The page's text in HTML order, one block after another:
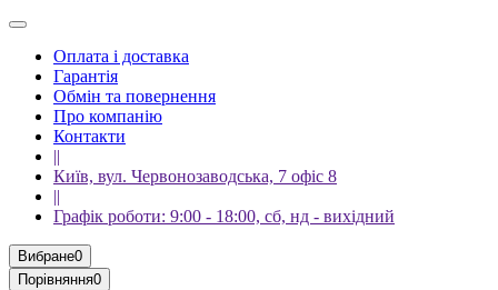
Оплата і доставка
Гарантія
Обмін та повернення
Про компанію
Контакти
||
Київ, вул. Червонозаводська, 7 офіс 8
||
Графік роботи: 9:00 - 18:00, сб, нд - вихідний
Вибране0
Порівняння0